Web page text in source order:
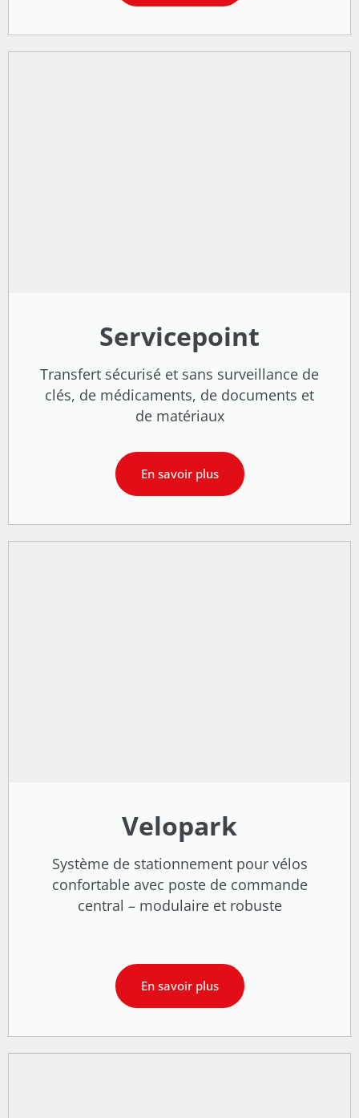
Servicepoint
Transfert sécurisé et sans surveillance de
clés, de médicaments, de documents et
de matériaux
En savoir plus
Velopark
Système de stationnement pour vélos
confortable avec poste de commande
central – modulaire et robuste
En savoir plus